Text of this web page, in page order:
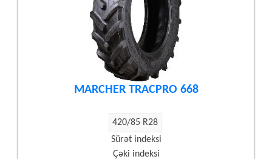
MARCHER TRACPRO 668
420/85 R28
Sürət indeksi
Çəki indeksi